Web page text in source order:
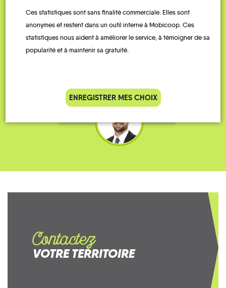
Je vais bosser en train, mais le
parking de la gare est toujours
complet alors j’ai testé Rezo
Pouce. Comme ça marche
Contactez
VOTRE TERRITOIRE
Ces statistiques sont sans finalité commerciale. Elles sont
anonymes et restent dans un outil interne à Mobicoop. Ces
statistiques nous aident à améliorer le service, à témoigner de sa
popularité et à maintenir sa gratuité.
ENREGISTRER MES CHOIX